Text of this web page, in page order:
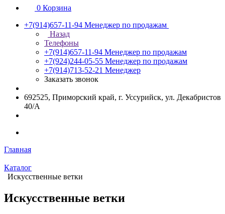
0 Корзина
+7(914)657-11-94 Менеджер по продажам
Назад
Телефоны
+7(914)657-11-94 Менеджер по продажам
+7(924)244-05-55 Менеджер по продажам
+7(914)713-52-21 Менеджер
Заказать звонок
692525, Приморский край, г. Уссурийск, ул. Декабристов
40/А
Главная
Каталог
Искусственные ветки
Искусственные ветки